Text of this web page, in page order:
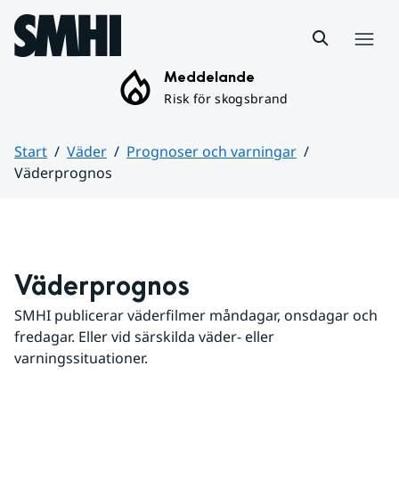
Hoppa till sidans innehåll
Meddelande
Risk för skogsbrand
Start Väder
Prognoser och varningar
Väderprognos
Väderprognos
SMHI publicerar väderfilmer måndagar, onsdagar och
fredagar. Eller vid särskilda väder- eller
varningssituationer.